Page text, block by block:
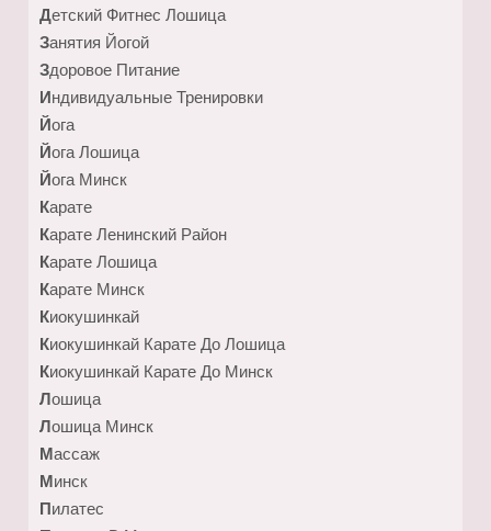
Детский Фитнес Лошица
Занятия Йогой
Здоровое Питание
Индивидуальные Тренировки
Йога
Йога Лошица
Йога Минск
Карате
Карате Ленинский Район
Карате Лошица
Карате Минск
Киокушинкай
Киокушинкай Карате До Лошица
Киокушинкай Карате До Минск
Лошица
Лошица Минск
Массаж
Минск
Пилатес